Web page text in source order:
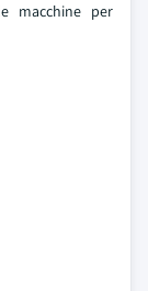
macchine per